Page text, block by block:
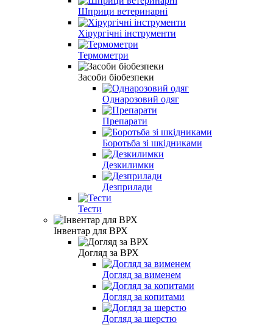
Шприци ветеринарні
Хірургічні інструменти
Термометри
Засоби біобезпеки
Однарозовий одяг
Препарати
Боротьба зі шкідниками
Дезкилимки
Дезприлади
Тести
Інвентар для ВРХ
Догляд за ВРХ
Догляд за вименем
Догляд за копитами
Догляд за шерстю